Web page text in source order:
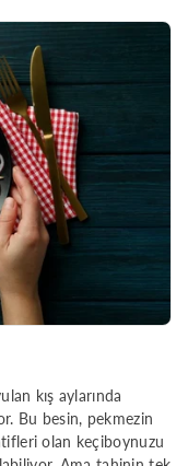
kış aylarında
Bu besin, pekmezin
olan keçiboynuzu